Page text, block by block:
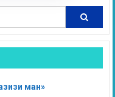
ман»